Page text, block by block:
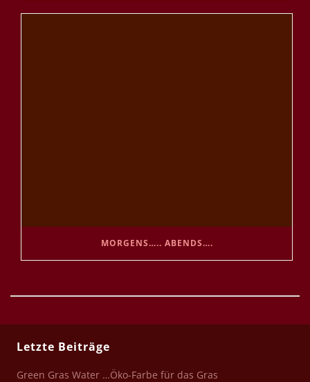
MORGENS….. ABENDS….
Letzte Beiträge
Green Gras Water …Öko-Farbe für das Gras